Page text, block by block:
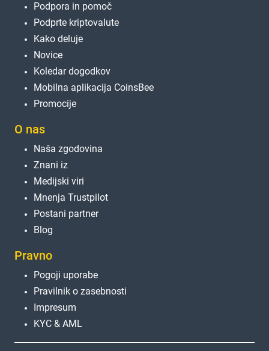
Podpora in pomoč
Podprte kriptovalute
Kako deluje
Novice
Koledar dogodkov
Mobilna aplikacija CoinsBee
Promocije
O nas
Naša zgodovina
Znani iz
Medijski viri
Mnenja Trustpilot
Postani partner
Blog
Pravno
Pogoji uporabe
Pravilnik o zasebnosti
Impresum
KYC & AML